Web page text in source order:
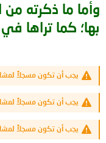
وأما ما ذكرته
بها؛ كما تراها
يجب أن تكون مسجلاً
يجب أن تكون مسجلاً
يجب أن تكون مسجلاً